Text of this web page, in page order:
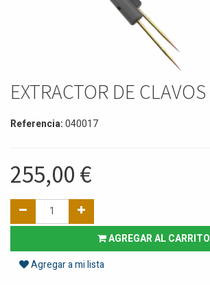
EXTRACTOR DE CLAVOS
Referencia:040017
255,00 €
AGREGAR AL CARRITO
Agregar a mi lista